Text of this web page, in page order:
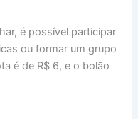
é possível participar
ou formar um grupo
é de R$ 6, e o bolão